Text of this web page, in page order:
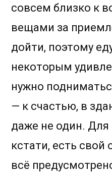
совсем близко к
вещами за
дойти, поэтому
некоторым
нужно
— к счастью, в
даже не один.
кстати, есть
всё